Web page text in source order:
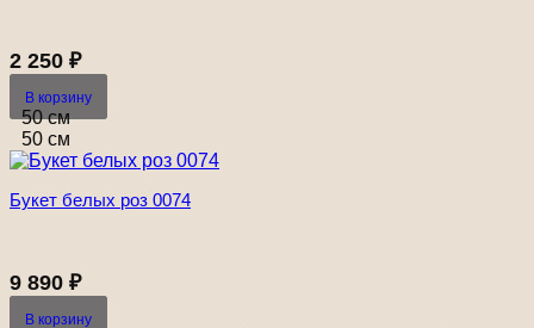
2 250 ₽
В корзину
50 см
50 см
Букет белых роз 0074
9 890 ₽
В корзину